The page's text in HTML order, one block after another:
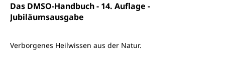
Das DMSO-Handbuch - 14. Auflage -
Jubiläumsausgabe
Verborgenes Heilwissen aus der Natur.